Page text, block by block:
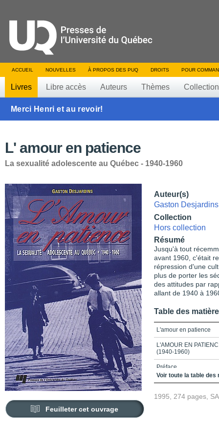
ACCUEIL NOUVELLES À PROPOS DES PUQ DROITS POUR
Livres Libre accès Auteurs Thèmes
Merci Henri et au revoir!
L' amour en patience
La sexualité adolescente au Québec - 1940-1960
Feuilleter cet ouvrage
Auteur(s)
Gaston Desjardins
Collection
Hors collection
Résumé
Jusqu'à tout
avant 1960, c'était
répression d'une
plus de porter les
des attitudes par
allant de 1940 à
Table des
L'amour en patience
L'AMOUR EN
(1940-1960)
Préface
Table des matières
Introduction
Voir toute la table des
1995, 274 pages,